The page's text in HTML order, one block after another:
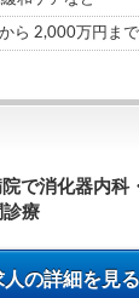
ら 2,000万円まで
院で消化器内科
療
人の詳細を見る